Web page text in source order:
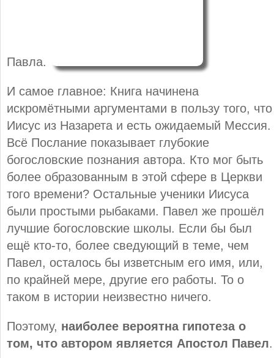
Павла.
И самое главное: Книга начинена
искромётными аргументами в пользу того, что
Иисус из Назарета и есть ожидаемый Мессия.
Всё Послание показывает глубокие
богословские познания автора. Кто мог быть
более образованным в этой сфере в Церкви
того времени? Остальные ученики Иисуса
были простыми рыбаками. Павел же прошёл
лучшие богословские школы. Если бы был
ещё кто-то, более сведующий в теме, чем
Павел, осталось бы изветсным его имя, или,
по крайней мере, другие его работы. То о
таком в истории неизвестно ничего.
Поэтому, наиболее вероятна гипотеза о
том, что автором является Апостол Павел.